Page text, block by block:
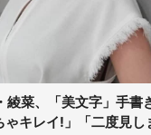
菜、「美文字」手書
キレイ!」「二度見し